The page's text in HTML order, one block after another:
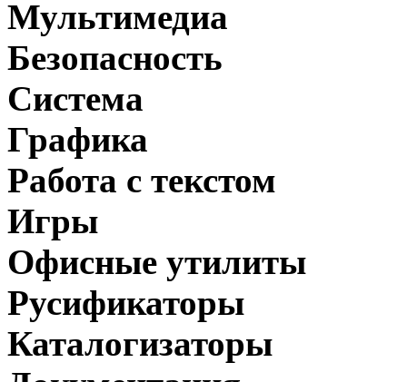
Мультимедиа
Безопасность
Система
Графика
Работа с текстом
Игры
Офисные утилиты
Русификаторы
Каталогизаторы